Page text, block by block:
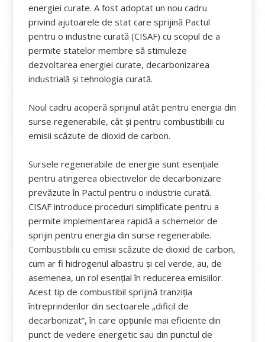
energiei curate. A fost adoptat un nou cadru
privind ajutoarele de stat care sprijină Pactul
pentru o industrie curată (CISAF) cu scopul de a
permite statelor membre să stimuleze
dezvoltarea energiei curate, decarbonizarea
industrială și tehnologia curată.
Noul cadru acoperă sprijinul atât pentru energia din
surse regenerabile, cât și pentru combustibilii cu
emisii scăzute de dioxid de carbon.
Sursele regenerabile de energie sunt esențiale
pentru atingerea obiectivelor de decarbonizare
prevăzute în Pactul pentru o industrie curată.
CISAF introduce proceduri simplificate pentru a
permite implementarea rapidă a schemelor de
sprijin pentru energia din surse regenerabile.
Combustibilii cu emisii scăzute de dioxid de carbon,
cum ar fi hidrogenul albastru și cel verde, au, de
asemenea, un rol esențial în reducerea emisiilor.
Acest tip de combustibil sprijină tranziția
întreprinderilor din sectoarele „dificil de
decarbonizat”, în care opțiunile mai eficiente din
punct de vedere energetic sau din punctul de